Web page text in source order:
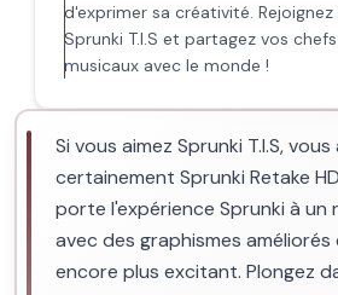
d'exprimer sa créativité.
Sprunki T.I.S et partagez vos
musicaux avec le monde !
Si vous aimez Sprunki T.I.S,
certainement Sprunki Retake
porte l'expérience Sprunki à un
avec des graphismes
encore plus excitant. Plongez